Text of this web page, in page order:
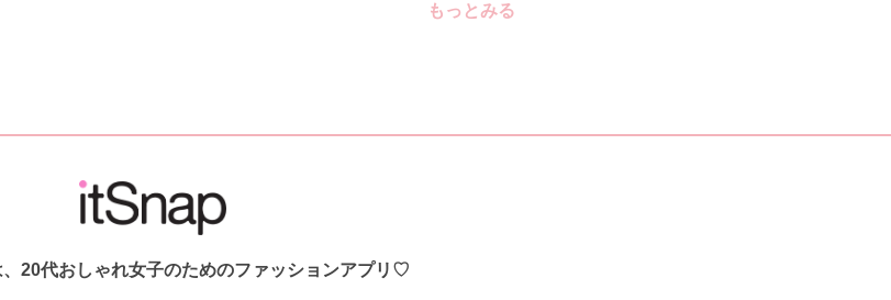
もっとみる
、20代おしゃれ女子のためのファッションアプリ♡